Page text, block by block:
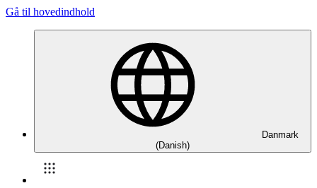
Gå til hovedindhold
Danmark
(Danish)